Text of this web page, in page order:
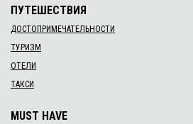
ПУТЕШЕСТВИЯ
ДОСТОПРИМЕЧАТЕЛЬНОСТИ
ТУРИЗМ
ОТЕЛИ
ТАКСИ
MUST HAVE